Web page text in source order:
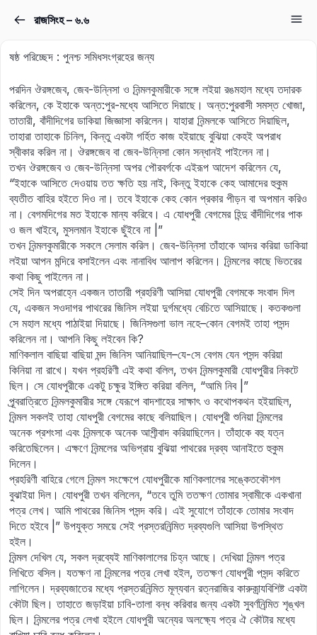
রাজসিংহ – ৬.৬
ষষ্ঠ পরিচ্ছেদ : পুনশ্চ সমিধসংগ্রহের জন্য
পরদিন ঔরঙ্গজেব, জেব-উন্নিসা ও নির্‍মলকুমারীকে সঙ্গে লইয়া রঙ‍মহাল মধ্যে তদারক
করিলেন, কে ইহাকে অন্ত:পুর-মধ্যে আসিতে দিয়াছে। অন্ত:পুরবাসী সমস্ত খোজা,
তাতারী, বাঁদীদিগের ডাকিয়া জিজ্ঞাসা করিলেন। যাহারা নির্‍মলকে আসিতে দিয়াছিল,
তাহারা তাহাকে চিনিল, কিন্তু একটা গর্হিত কাজ হইয়াছে বুঝিয়া কেহই অপরাধ
স্বীকার করিল না। ঔরঙ্গজেব বা জেব-উন্নিসা কোন সন্ধানই পাইলেন না।
তখন ঔরঙ্গজেব ও জেব-উন্নিসা অপর পৌরবর্গকে এইরূপ আদেশ করিলেন যে,
“ইহাকে আসিতে দেওয়ায় তত ক্ষতি হয় নাই, কিন্তু ইহাকে কেহ আমাদের হুকুম
ব্যতীত বাহির হইতে দিও না। তবে ইহাকে কেহ কোন প্রকার পীড়ন বা অপমান করিও
না। বেগমদিগের মত ইহাকে মান্য করিবে। এ যোধপুরী বেগমের হিন্দু বাঁদীদিগের পাক
ও জল খাইবে, মুসলমান ইহাকে ছুঁইবে না |”
তখন নির্‍মলকুমারীকে সকলে সেলাম করিল। জেব-উন্নিসা তাঁহাকে আদর করিয়া ডাকিয়া
লইয়া আপন মন্দিরে বসাইলেন এবং নানাবিধ আলাপ করিলেন। নির্‍মলের কাছে ভিতরের
কথা কিছু পাইলেন না।
সেই দিন অপরাহ্নে একজন তাতারী প্রহরিণী আসিয়া যোধপুরী বেগমকে সংবাদ দিল
যে, একজন সওদাগর পাথরের জিনিস লইয়া দুর্গমধ্যে বেচিতে আসিয়াছে। কতকগুলা
সে মহাল মধ্যে পাঠাইয়া দিয়াছে। জিনিসগুলা ভাল নহে–কোন বেগমই তাহা পসন্দ
করিলেন না। আপনি কিছু লইবেন কি?
মাণিকলাল বাছিয়া বাছিয়া মন্দ জিনিস আনিয়াছিল–যে-সে বেগম যেন পসন্দ করিয়া
কিনিয়া না রাখে। যখন প্রহরিণী এই কথা বলিল, তখন নির্‍মলকুমারী যোধপুরীর নিকটে
ছিল। সে যোধপুরীকে একটু চক্ষুর ইঙ্গিত করিয়া বলিল, “আমি নিব |”
পূর্‍বরাত্রিতে নির্‍মলকুমারীর সঙ্গে যেরূপে বাদশাহের সাক্ষাৎ ও কথোপকথন হইয়াছিল,
নির্‍মল সকলই তাহা যোধপুরী বেগমের কাছে বলিয়াছিল। যোধপুরী শুনিয়া নির্‍মলের
অনেক প্রশংসা এবং নির্‍মলকে অনেক আশীর্‍বাদ করিয়াছিলেন। তাঁহাকে বহু যত্ন
করিতেছিলেন। এক্ষণে নির্‍মলের অভিপ্রায় বুঝিয়া পাথরের দ্রব্য আনাইতে হুকুম
দিলেন।
প্রহরিণী বাহিরে গেলে নির্‍মল সংক্ষেপে যোধপুরীকে মাণিকলালের সঙ্কেতকৌশল
বুঝাইয়া দিল। যোধপুরী তখন বলিলেন, “তবে তুমি ততক্ষণ তোমার স্বামীকে একখানা
পত্র লেখ। আমি পাথরের জিনিস পসন্দ করি। এই সুযোগে তাঁহাকে তোমার সংবাদ
দিতে হইবে |” উপযুক্ত সময়ে সেই প্রস্তরনির্‍মিত দ্রব্যগুলি আসিয়া উপস্থিত
হইল।
নির্‍মল দেখিল যে, সকল দ্রব্যেই মাণিকালালের চিহ্ন আছে। দেখিয়া নির্‍মল পত্র
লিখিতে বসিল। যতক্ষণ না নির্‍মলের পত্র লেখা হইল, ততক্ষণ যোধপুরী পসন্দ করিতে
লাগিলেন। দ্রব্যজাতের মধ্যে প্রস্তরনির্‍মিত মূল্যবান রত্নরাজির কারুকার্‍যবিশিষ্ট একটা
কৌটা ছিল। তাহাতে জড়াইয়া চাবি-তালা বন্ধ করিবার জন্য একটা সুবর্ণনির্‍মিত শৃঙ্খল
ছিল। নির্‍মলের পত্র লেখা হইলে যোধপুরী অন্যের অলক্ষ্যে পত্র ঐ কৌটার মধ্যে
Don’t have an account? Sign up
Remember me Lost your password?